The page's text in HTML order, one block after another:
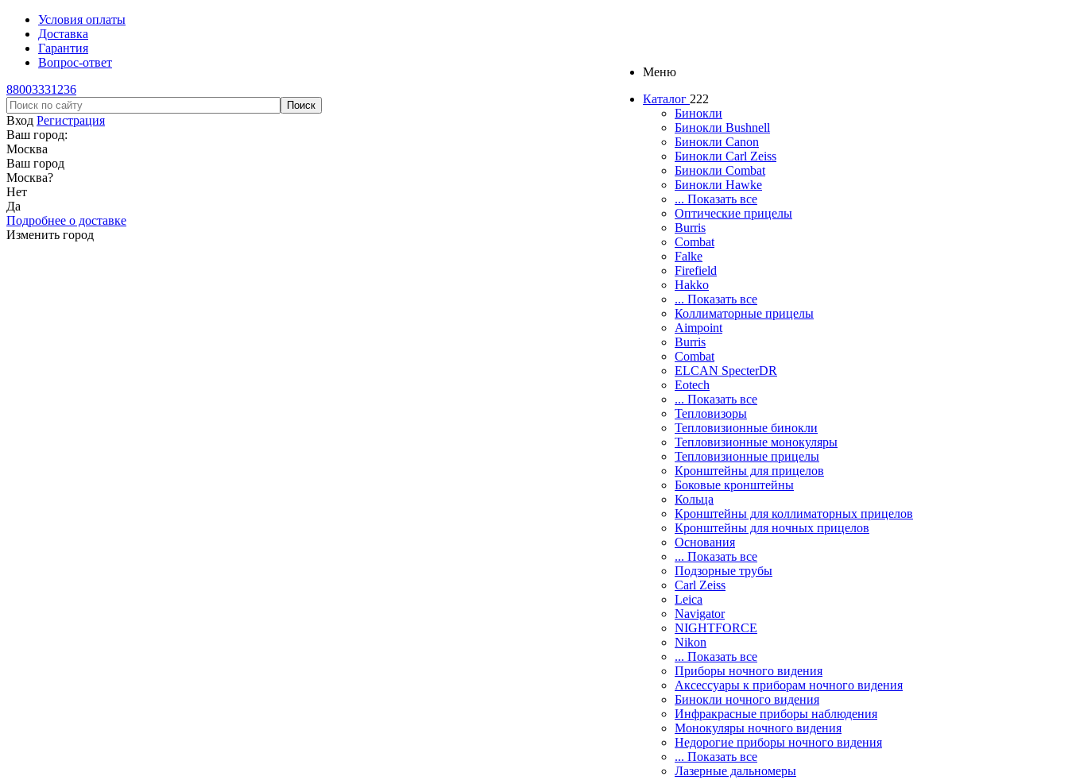
Условия оплаты
Доставка
Гарантия
Вопрос-ответ
88003331236
Вход Регистрация
Ваш город:
Москва
Ваш город
Москва?
Нет
Да
Подробнее о доставке
Изменить город
Меню
Каталог 222
Бинокли
Бинокли Bushnell
Бинокли Canon
Бинокли Carl Zeiss
Бинокли Combat
Бинокли Hawke
... Показать все
Оптические прицелы
Burris
Combat
Falke
Firefield
Hakko
... Показать все
Коллиматорные прицелы
Aimpoint
Burris
Combat
ELCAN SpecterDR
Eotech
... Показать все
Тепловизоры
Тепловизионные бинокли
Тепловизионные монокуляры
Тепловизионные прицелы
Кронштейны для прицелов
Боковые кронштейны
Кольца
Кронштейны для коллиматорных прицелов
Кронштейны для ночных прицелов
Основания
... Показать все
Подзорные трубы
Carl Zeiss
Leica
Navigator
NIGHTFORCE
Nikon
... Показать все
Приборы ночного видения
Аксессуары к приборам ночного видения
Бинокли ночного видения
Инфракрасные приборы наблюдения
Монокуляры ночного видения
Недорогие приборы ночного видения
... Показать все
Лазерные дальномеры